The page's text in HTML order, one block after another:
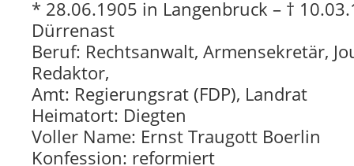
* 28.06.1905 in Langenbruck – †
Dürrenast
Beruf: Rechtsanwalt, Armensekretär,
Redaktor,
Amt: Regierungsrat (FDP), Landrat
Heimatort: Diegten
Voller Name: Ernst Traugott Boerlin
Konfession: reformiert